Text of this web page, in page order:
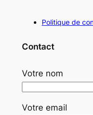
Politique de
Contact
Votre nom
Votre email